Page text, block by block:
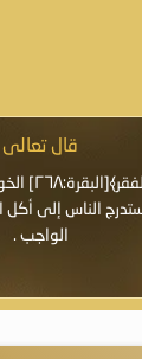
قال تعالى
الناس إلى أكل
الواجب .